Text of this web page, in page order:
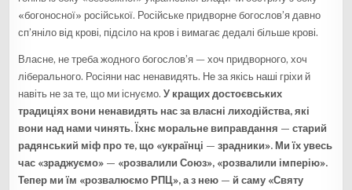
«богоносної» російської. Російське придворне богослов’я давно
сп’яніло від крові, підсіло на кров і вимагає дедалі більше крові.
Власне, не треба жодного богослов’я — хоч придворного, хоч
ліберального. Росіяни нас ненавидять. Не за якісь наші гріхи й
навіть не за те, що ми існуємо.У кращих достоєвських
традиціях вони ненавидять нас за власні лиходійства, які
вони над нами чинять. Їхнє моральне виправдання — старий
радянський міф про те, що «українці — зрадники». Ми їх увесь
час «зраджуємо» — «розвалили Союз», «розвалили імперію».
Тепер ми їм «розвалюємо РПЦ», а з нею — й саму «Святу